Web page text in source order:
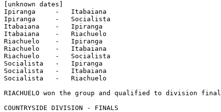
[unknown dates]
Ipiranga     -   Itabaiana
Ipiranga     -   Socialista
Itabaiana    -   Ipiranga
Itabaiana    -   Riachuelo
Riachuelo    -   Ipiranga
Riachuelo    -   Itabaiana
Riachuelo    -   Socialista
Socialista   -   Ipiranga
Socialista   -   Itabaiana
Socialista   -   Riachuelo
RIACHUELO won the group and qualified to division